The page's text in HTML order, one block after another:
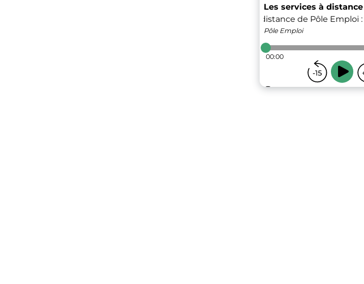
#10. Les services à distance de Pôle Emploi :
Pôle Emploi
00:00